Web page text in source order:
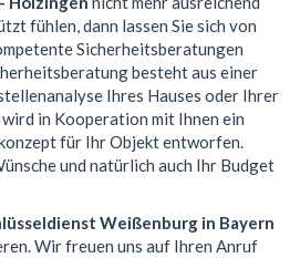
fühlen, dann lassen Sie sich von
Sicherheitsberatungen
besteht aus einer
Ihres Hauses oder Ihrer
in Kooperation mit Ihnen ein
für Ihr Objekt entworfen.
und natürlich auch Ihr Budget
Weißenburg in Bayern
Wir freuen uns auf Ihren Anruf